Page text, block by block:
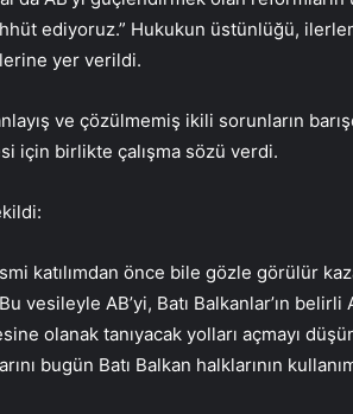
ediyoruz.” Hukukun üstünlüğü,
yer verildi.
ve çözülmemiş ikili sorunların
için birlikte çalışma sözü verdi.
katılımdan önce bile gözle görülür
vesileyle AB’yi, Batı Balkanlar’ın belirli
olanak tanıyacak yolları açmayı
bugün Batı Balkan halklarının